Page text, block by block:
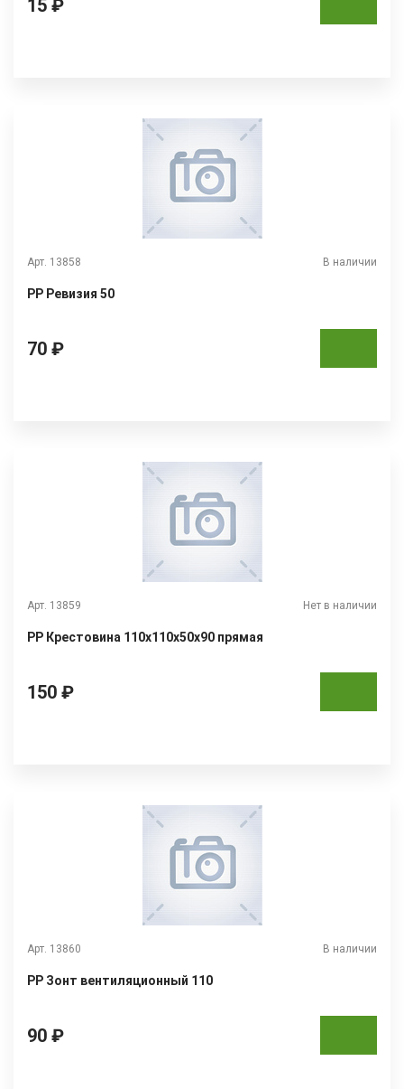
15 ₽
Арт. 13858 В наличии
РР Ревизия 50
70 ₽
Арт. 13859 Нет в наличии
РР Крестовина 110х110х50х90 прямая
150 ₽
Арт. 13860 В наличии
РР Зонт вентиляционный 110
90 ₽